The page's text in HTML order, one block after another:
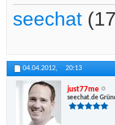
seechat
04.04.2012, 20:13
just77me
seechat.de